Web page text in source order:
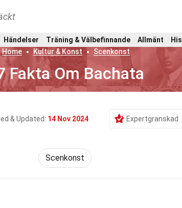
Händelser Träning & Välbefinnande Allmänt
Home
Kultur & Konst Scenkonst
Fakta Om Bachata
& Updated: 14 Nov 2024 Expertgranskad
Scenkonst